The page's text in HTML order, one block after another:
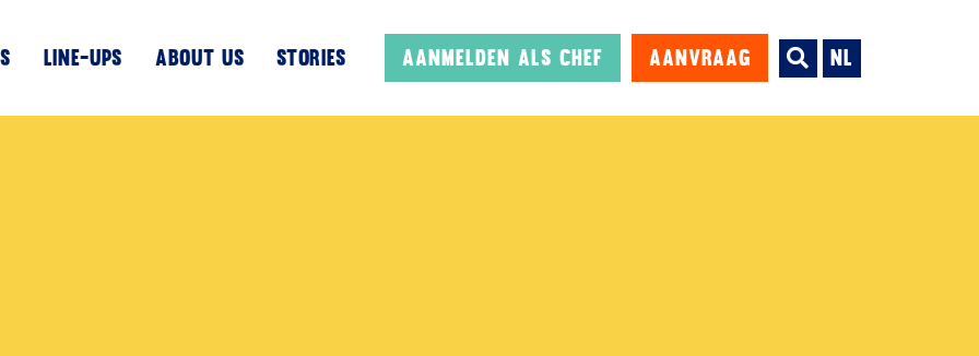
Line-UPS About us Stories Aanmelden als chef Aanvraag  NL